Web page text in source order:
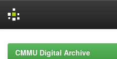
navigationCMMU Digital Archive